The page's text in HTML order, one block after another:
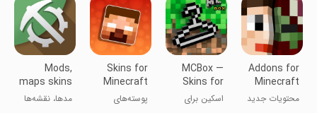
Addons for
Minecraft
محتویات جدید
MCBox —
Skins for
Minecraft
اسکین برای
Skins for
Minecraft
پوسته‌های
Mods,
maps skins
for
مدها، نقشه‌ها